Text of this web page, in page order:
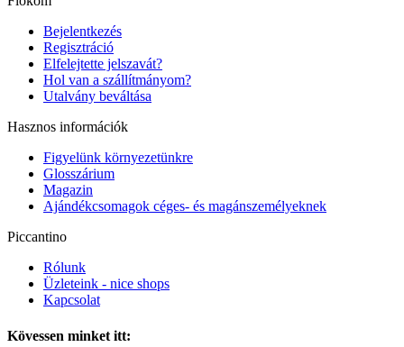
Bejelentkezés
Regisztráció
Elfelejtette jelszavát?
Hol van a szállítmányom?
Utalvány beváltása
Hasznos információk
Figyelünk környezetünkre
Glosszárium
Magazin
Ajándékcsomagok céges- és magánszemélyeknek
Piccantino
Rólunk
Üzleteink - nice shops
Kapcsolat
Kövessen minket itt: